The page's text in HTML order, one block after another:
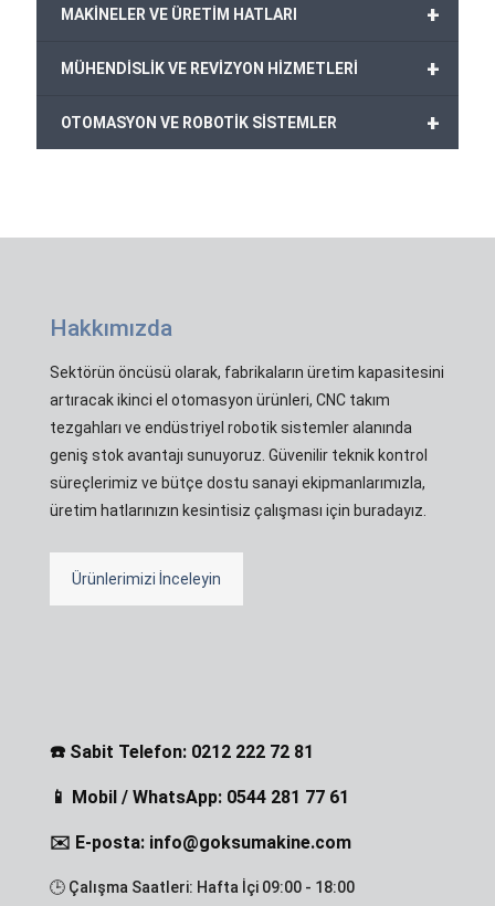
+
MAKİNELER VE ÜRETİM HATLARI
+
MÜHENDİSLİK VE REVİZYON HİZMETLERİ
+
OTOMASYON VE ROBOTİK SİSTEMLER
Hakkımızda
Sektörün öncüsü olarak, fabrikaların üretim kapasitesini
artıracak ikinci el otomasyon ürünleri, CNC takım
tezgahları ve endüstriyel robotik sistemler alanında
geniş stok avantajı sunuyoruz. Güvenilir teknik kontrol
süreçlerimiz ve bütçe dostu sanayi ekipmanlarımızla,
üretim hatlarınızın kesintisiz çalışması için buradayız.
Ürünlerimizi İnceleyin
☎️ Sabit Telefon: 0212 222 72 81
📱 Mobil / WhatsApp: 0544 281 77 61
✉️ E-posta: info@goksumakine.com
🕒 Çalışma Saatleri: Hafta İçi 09:00 - 18:00